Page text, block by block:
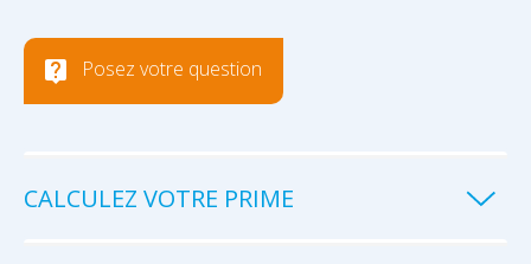
Posez votre question
CALCULEZ VOTRE PRIME